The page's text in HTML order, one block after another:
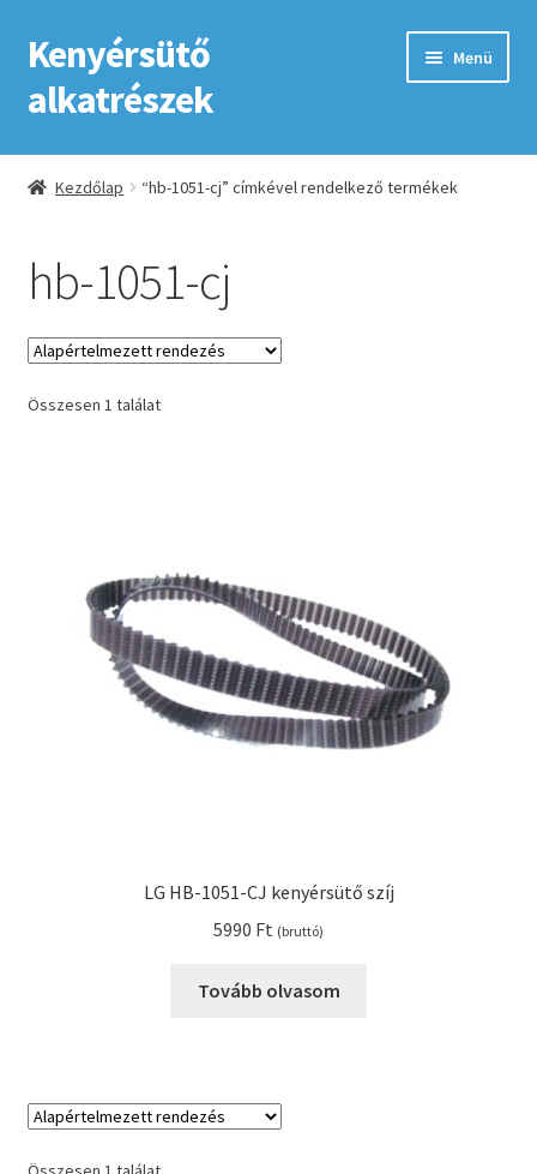
Ugrás
a
navigációhoz
Kilépés
a
tartalomba
Kenyérsütő
alkatrészek
Menü
Kezdőlap
ÁSZF
Fiókom
GYIK
Kenyérsütő alkatrészek modellszám alapján
Kenyérsütő használati utasítások
Tippek, tanácsok kenyérsütő szereléshez és
Kezdőlap “hb-1051-cj” címkével rendelkező termékek
hb-1051-cj
Összesen 1 találat
LG HB-1051-CJ kenyérsütő szíj
5990 Ft (bruttó)
Tovább olvasom